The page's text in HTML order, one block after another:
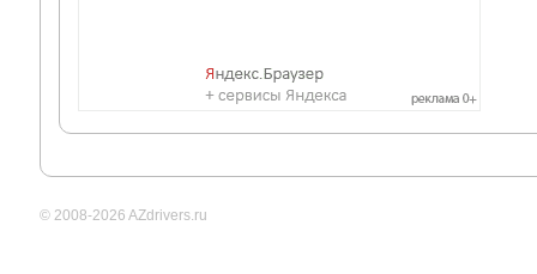
© 2008-2026 AZdrivers.ru